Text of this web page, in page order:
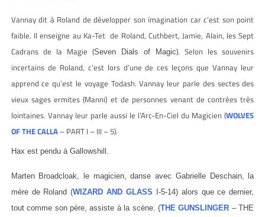
Vannay dit à Roland de développer son imagination car c’est son point
faible. Il enseigne au Ka-Tet de Roland, Cuthbert, Jamie, Alain, les Sept
Cadrans de la Magie (Seven Dials of Magic). Selon les souvenirs
incertains de Roland, c’est lors d’une de ces leçons que Vannay leur
apprend ce qu’est le voyage Todash. Vannay leur parle des sectes des
vieux sages ermites (Manni) et de personnes venant de contrées très
lointaines. Vannay leur parle aussi le l’Arc-En-Ciel du Magicien (WOLVES
OF THE CALLA – PART I – III – 5).
Hax est pendu à Gallowshill.
Marten Broadcloak, le magicien, danse avec Gabrielle Deschain, la
mère de Roland (WIZARD AND GLASS I-5-14) alors que ce dernier,
tout comme son père, assiste à la scène. (THE GUNSLINGER – THE